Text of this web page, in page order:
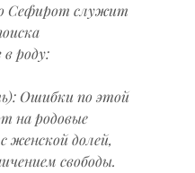
Сефирот служит
в роду:
Ошибки по этой
на родовые
женской долей,
свободы.